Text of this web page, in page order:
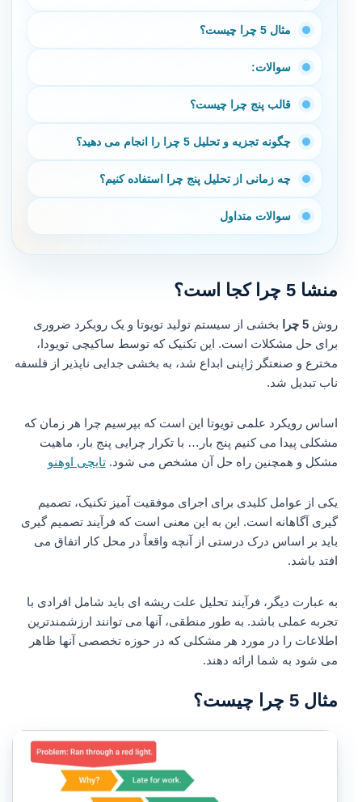
مثال 5 چرا چیست؟
سوالات:
قالب پنج چرا چیست؟
چگونه تجزیه و تحلیل 5 چرا را انجام می دهید؟
چه زمانی از تحلیل پنج چرا استفاده کنیم؟
سوالات متداول
منشا 5 چرا کجا است؟
روش 5 چرا
بخشی از سیستم تولید تویوتا و یک رویکرد ضروری
برای حل مشکلات است. این تکنیک که توسط ساکیچی تویودا،
مخترع و صنعتگر ژاپنی ابداع شد، به بخشی جدایی ناپذیر از فلسفه
ناب تبدیل شد.
اساس رویکرد علمی تویوتا این است که بپرسیم چرا هر زمان که
مشکلی پیدا می کنیم پنج بار… با تکرار چرایی پنج بار، ماهیت
مشکل و همچنین راه حل آن مشخص می شود.تایچی اوهنو
یکی از عوامل کلیدی برای اجرای موفقیت آمیز تکنیک، تصمیم
گیری آگاهانه است. این به این معنی است که فرآیند تصمیم گیری
باید بر اساس درک درستی از آنچه واقعاً در محل کار اتفاق می
افتد باشد.
به عبارت دیگر، فرآیند تحلیل علت ریشه ای باید شامل افرادی با
تجربه عملی باشد. به طور منطقی، آنها می توانند ارزشمندترین
اطلاعات را در مورد هر مشکلی که در حوزه تخصصی آنها ظاهر
می شود به شما ارائه دهند.
مثال 5 چرا چیست؟